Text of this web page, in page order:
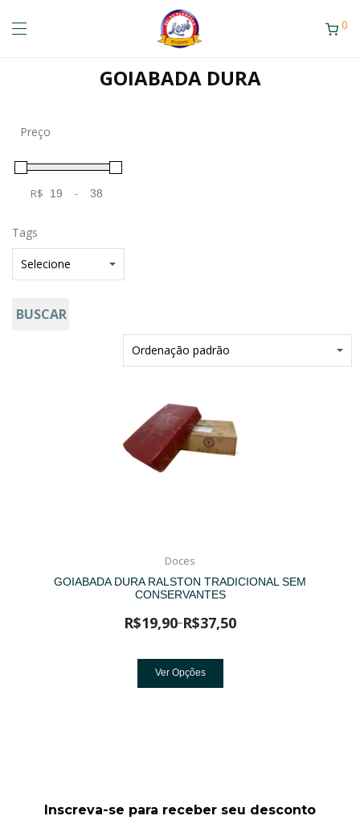
0
GOIABADA DURA
Preço
R$ -
Tags
BUSCAR
Doces
GOIABADA DURA RALSTON TRADICIONAL SEM
CONSERVANTES
R$19,90–R$37,50
Ver Opções
Inscreva-se para receber seu desconto